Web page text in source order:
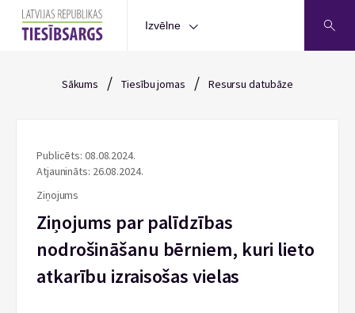
Izvēlne
Sākums / Tiesību jomas / Resursu datubāze
Publicēts: 08.08.2024.
Atjaunināts: 26.08.2024.
Ziņojums
Ziņojums par palīdzības
nodrošināšanu bērniem, kuri lieto
atkarību izraisošas vielas